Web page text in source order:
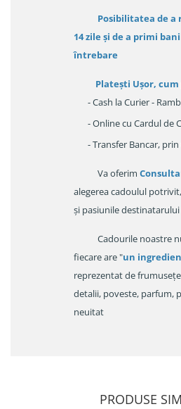
Posibilitatea de
14 zileși de a primi
întrebare
Platești Ușor,
- Cash la Curier -
- Online cu Cardul de
- Transfer Bancar, prin
Va oferim
alegerea cadoulul
și pasiunile
Cadourile noastre
fiecare are "un
reprezentat de
detalii, poveste, parfum,
neuitat
PRODUSE